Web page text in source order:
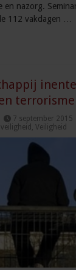
en nazorg.
112 vakdagen …
terrorisme
7 september 2015
,Veiligheid